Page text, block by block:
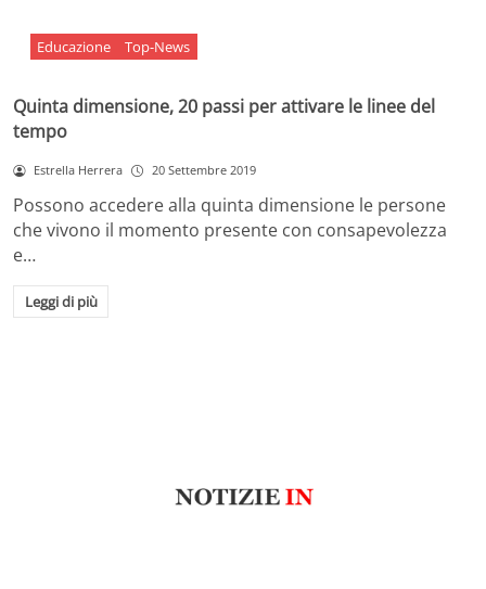
Educazione Top-News
Quinta dimensione, 20 passi per attivare le linee del
tempo
Estrella Herrera 20 Settembre 2019
Possono accedere alla quinta dimensione le persone
che vivono il momento presente con consapevolezza
e…
Leggi di più